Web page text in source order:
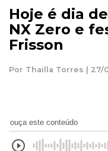
Hoje é dia
NX Zero e
Frisson
Por Thailla Torres | 27/
ouça este conteúdo